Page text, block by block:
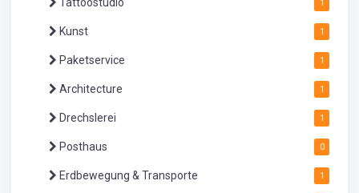
Tattoostudio 1
Kunst 1
Paketservice 1
Architecture 1
Drechslerei 1
Posthaus 0
Erdbewegung & Transporte 1